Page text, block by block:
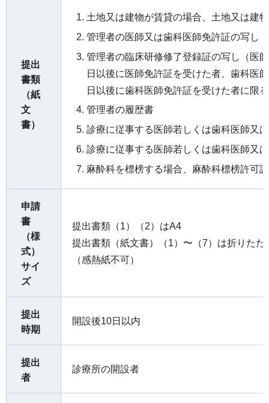
提出
書類
（紙
文
書）
土地又は建物が賃貸の場合、土地又は建
管理者の医師又は歯科医師免許証の写し
管理者の臨床研修修了登録証の写し（医
日以後に医師免許証を受けた者、歯科医
日以後に歯科医師免許証を受けた者に限
管理者の履歴書
診療に従事する医師若しくは歯科医師又
診療に従事する医師若しくは歯科医師又
麻酔科を標榜する場合、麻酔科標榜許可
申請
書
（様
式）
サイ
ズ
提出書類（1）（2）はA4
提出書類（紙文書）（1）〜（7）は折りた
（感熱紙不可）
提出
時期
開設後10日以内
提出
者
診療所の開設者